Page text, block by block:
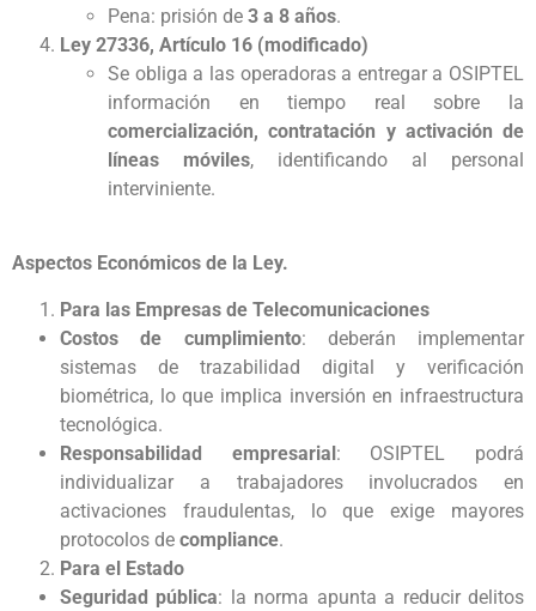
Pena: prisión de 3 a 8 años.
Ley 27336, Artículo 16 (modificado)
Se obliga a las operadoras a entregar a OSIPTEL
información en tiempo real sobre la
comercialización, contratación y activación de
líneas móviles, identificando al personal
interviniente.
Aspectos Económicos de la Ley.
Para las Empresas de Telecomunicaciones
Costos de cumplimiento: deberán implementar
sistemas de trazabilidad digital y verificación
biométrica, lo que implica inversión en infraestructura
tecnológica.
Responsabilidad empresarial: OSIPTEL podrá
individualizar a trabajadores involucrados en
activaciones fraudulentas, lo que exige mayores
protocolos de compliance.
Para el Estado
Seguridad pública: la norma apunta a reducir delitos